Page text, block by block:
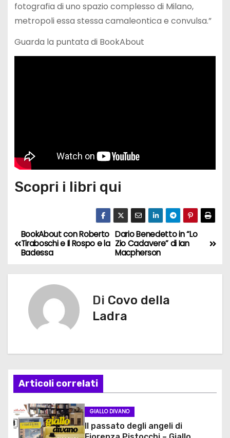
fotografia di uno spazio complesso di Milano,
metropoli essa stessa camaleontica e convulsa.”
Guarda la puntata di BookAbout
Scopri i libri qui
N
a
z
i
o
Dario Benedetto in “Lo
Zio Cadavere” di Ian
Macpherson
BookAbout con Roberto
Tiraboschi e Il Rospo e la
Badessa
Di Covo della
Ladra
Articoli correlati
GIALLO DIVANO
Il passato degli angeli di